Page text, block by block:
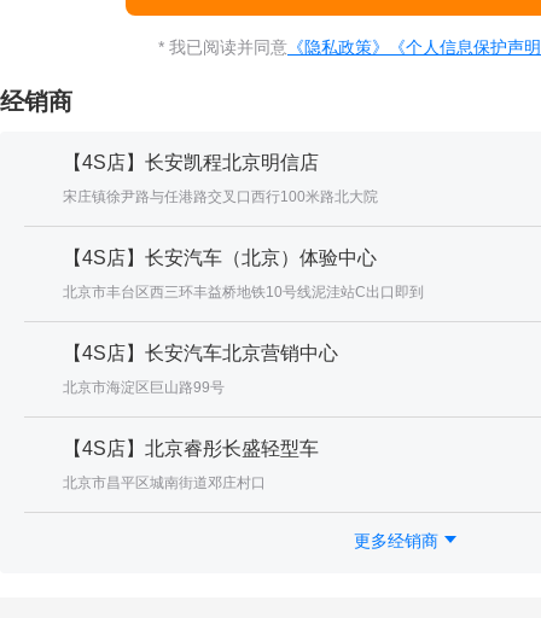
* 我已阅读并同意 《隐私政策》 《个人信息保护声
经销商
【4S店】长安凯程北京明信店
宋庄镇徐尹路与任港路交叉口西行100米路北大院
【4S店】长安汽车（北京）体验中心
北京市丰台区西三环丰益桥地铁10号线泥洼站C出口即到
【4S店】长安汽车北京营销中心
北京市海淀区巨山路99号
【4S店】北京睿彤长盛轻型车
北京市昌平区城南街道邓庄村口
更多经销商